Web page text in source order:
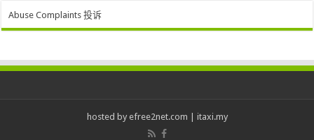
Abuse Complaints 投诉
hosted by efree2net.com | itaxi.my